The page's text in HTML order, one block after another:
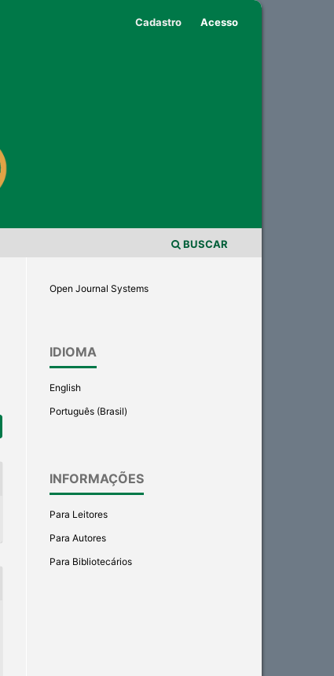
BUSCAR
Cadastro Acesso
Open Journal Systems
IDIOMA
English
Português (Brasil)
INFORMAÇÕES
Para Leitores
Para Autores
Para Bibliotecários